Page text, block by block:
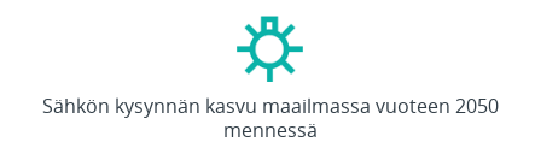
57
%
Sähkön kysynnän kasvu maailmassa vuoteen 2050
mennessä